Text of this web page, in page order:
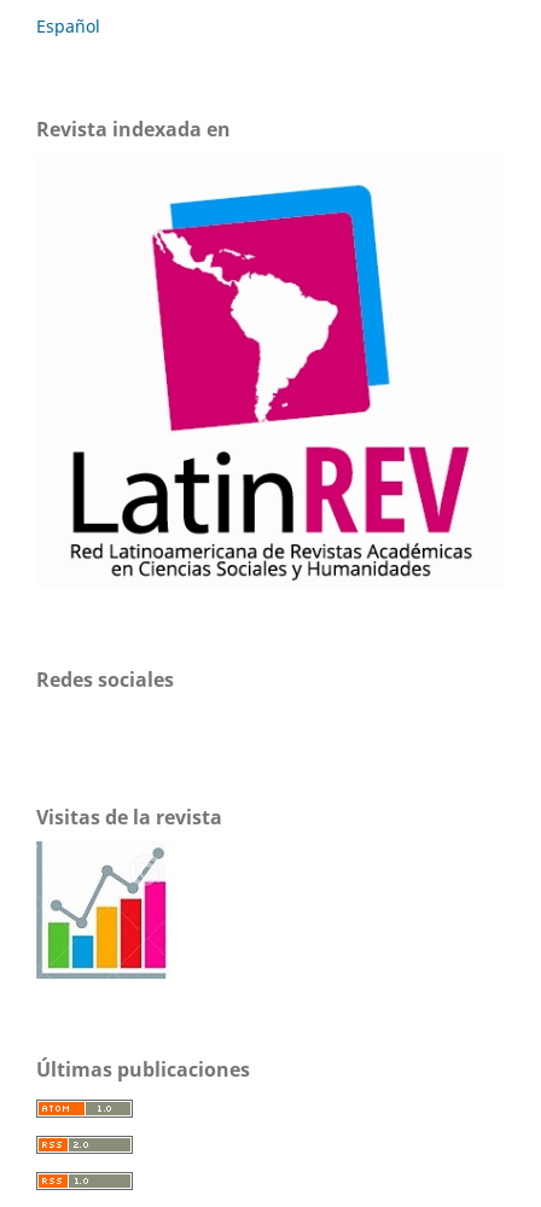
Español
Revista indexada en
Redes sociales
Visitas de la revista
Últimas publicaciones